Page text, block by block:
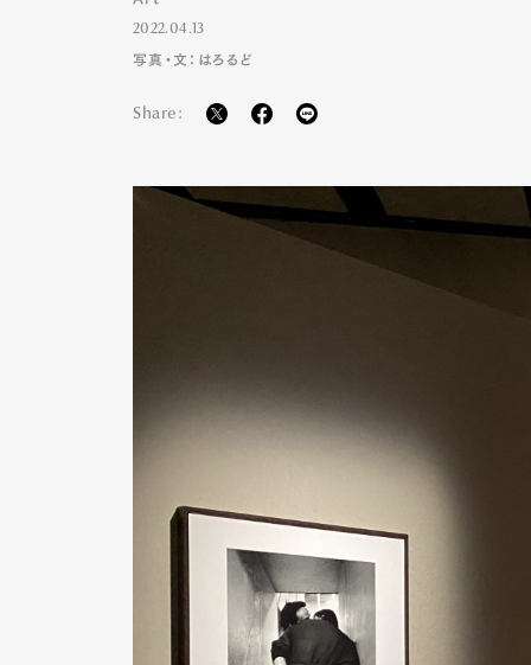
2022.04.13
写真・文：はろるど
Share: